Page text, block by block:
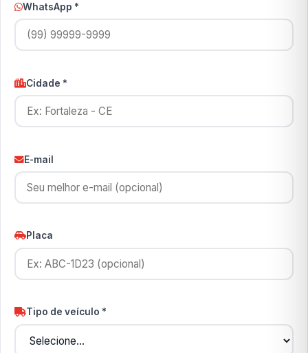
WhatsApp *
Cidade *
E-mail
Placa
Tipo de veículo *